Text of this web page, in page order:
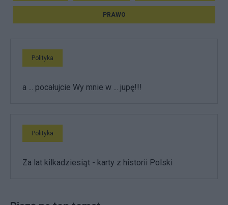
PRAWO
Polityka
a ... pocałujcie Wy mnie w ... jupę!!!
Polityka
Za lat kilkadziesiąt - karty z historii Polski